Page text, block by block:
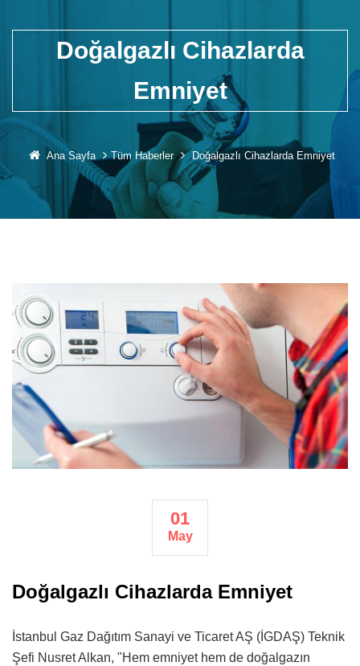
Doğalgazlı Cihazlarda
Emniyet
Ana Sayfa Tüm Haberler Doğalgazlı Cihazlarda Emniyet
01
May
Doğalgazlı Cihazlarda Emniyet
İstanbul Gaz Dağıtım Sanayi ve Ticaret AŞ (İGDAŞ) Teknik
Şefi Nusret Alkan, "Hem emniyet hem de doğalgazın